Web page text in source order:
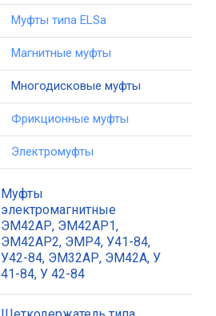
Муфты типа ELSa
Магнитные муфты
Многодисковые муфты
Фрикционные муфты
Электромуфты
Муфты
электромагнитные
ЭМ42АР, ЭМ42АР1,
ЭМ42АР2, ЭМР4, У41-84,
У42-84, ЭМ32АР, ЭМ42А, У
41-84, У 42-84